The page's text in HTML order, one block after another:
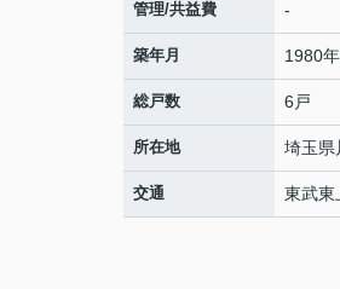
管理/共益費 -
築年月 1980
総戸数 6戸
所在地 埼玉県
交通 東武東